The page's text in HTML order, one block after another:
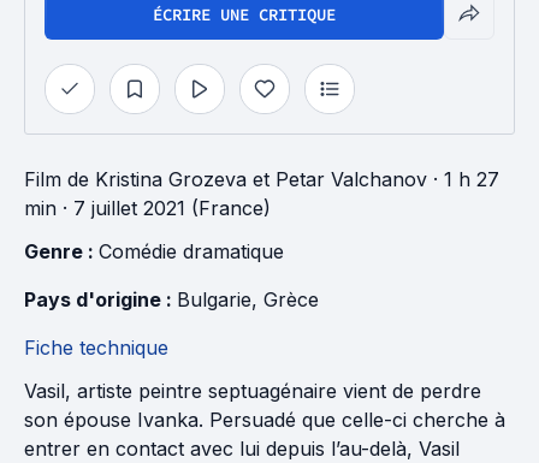
ÉCRIRE UNE CRITIQUE
Film de Kristina Grozeva et Petar Valchanov · 1 h 27
min · 7 juillet 2021 (France)
Genre : Comédie dramatique
Pays d'origine : Bulgarie, Grèce
Fiche technique
Vasil, artiste peintre septuagénaire vient de perdre
son épouse Ivanka. Persuadé que celle-ci cherche à
entrer en contact avec lui depuis l’au-delà, Vasil